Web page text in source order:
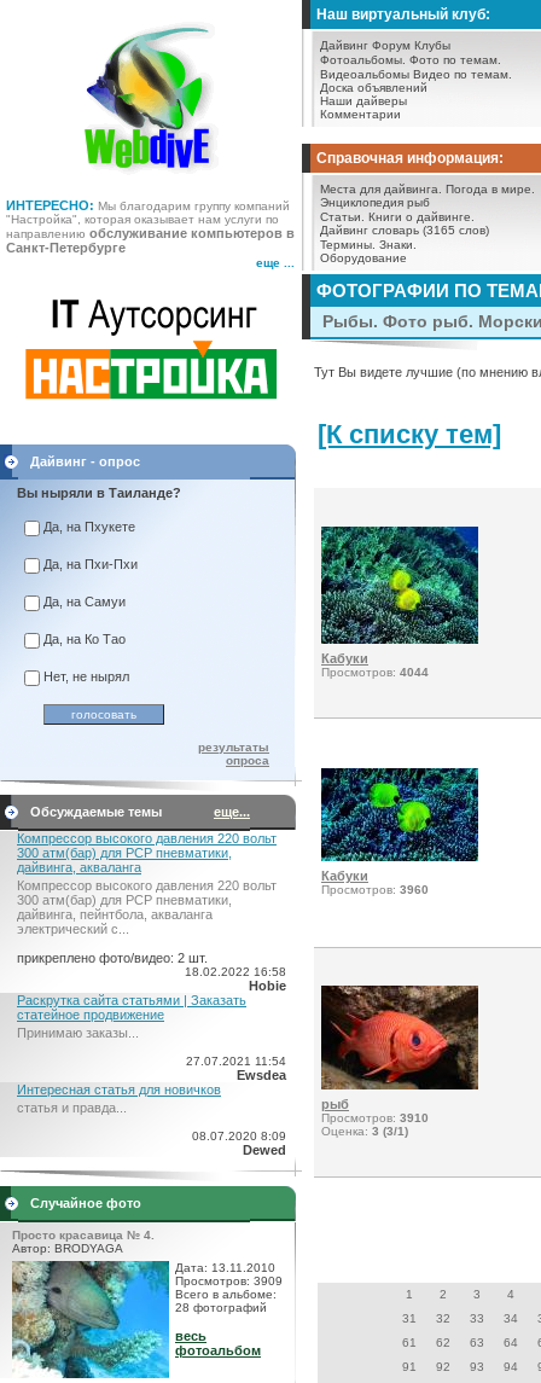
ИНТЕРЕСНО: Мы благодарим группу компаний
"Настройка", которая оказывает нам услуги по
направлению обслуживание компьютеров в
Санкт-Петербурге
еще ...
Наш виртуальный клуб:
Дайвинг Форум Клубы
Фотоальбомы. Фото по темам.
Видеоальбомы Видео по темам.
Доска объявлений
Наши дайверы
Комментарии
Справочная информация:
Места для дайвинга.
Погода в мире.
Энциклопедия рыб
Статьи.
Книги о дайвинге.
Дайвинг словарь (3165 слов)
Термины. Знаки.
Оборудование
Дайвинг - опрос
Вы ныряли в Таиланде?
Да, на Пхукете
Да, на Пхи-Пхи
Да, на Самуи
Да, на Ко Тао
Нет, не нырял
результаты
опроса
Обсуждаемые темы
еще...
Компрессор высокого давления 220 вольт
300 атм(бар) для PCP пневматики,
дайвинга, акваланга
Компрессор высокого давления 220 вольт
300 атм(бар) для PCP пневматики,
дайвинга, пейнтбола, акваланга
электрический c...
прикреплено фото/видео: 2 шт.
18.02.2022 16:58
Hobie
Раскрутка сайта статьями | Заказать
статейное продвижение
Принимаю заказы...
27.07.2021 11:54
Ewsdea
Интересная статья для новичков
статья и правда...
08.07.2020 8:09
Dewed
Случайное фото
Просто красавица № 4.
Автор: BRODYAGA
Дата: 13.11.2010
Просмотров: 3909
Всего в альбоме:
28 фотографий
весь
фотоальбом
ФОТОГРАФИИ ПО
Рыбы. Фото рыб.
Тут Вы видете лучшие (по мнению
[К списку тем]
Кабуки
Просмотров: 4044
Кабуки
Просмотров: 3960
рыб
Просмотров: 3910
Оценка: 3 (3/1)
1 2 3
4
31
32 33 34
61
62 63 64
91
92 93 94